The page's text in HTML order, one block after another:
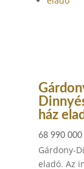
ház
68 990 000
Gárdony-
eladó. Az